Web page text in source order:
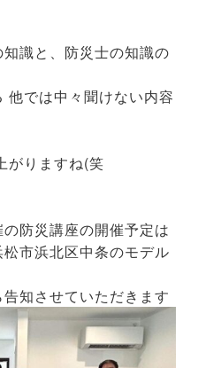
識と、防災士の知識の
他では中々聞けない内容
がりますね(笑
防災講座の開催予定は
市浜北区中条のモデル
知させていただきます